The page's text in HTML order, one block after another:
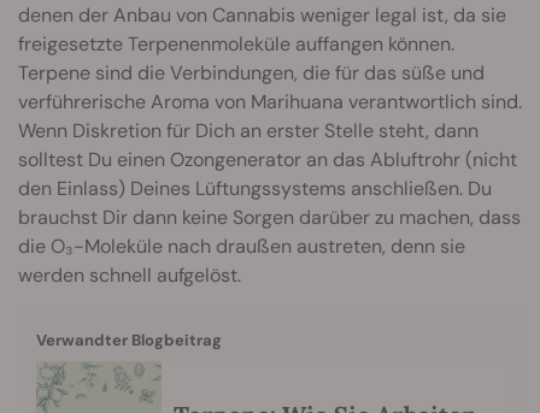
denen der Anbau von Cannabis weniger legal ist, da sie
freigesetzte Terpenenmoleküle auffangen können.
Terpene sind die Verbindungen, die für das süße und
verführerische Aroma von Marihuana verantwortlich sind.
Wenn Diskretion für Dich an erster Stelle steht, dann
solltest Du einen Ozongenerator an das Abluftrohr (nicht
den Einlass) Deines Lüftungssystems anschließen. Du
brauchst Dir dann keine Sorgen darüber zu machen, dass
die O₃-Moleküle nach draußen austreten, denn sie
werden schnell aufgelöst.
Verwandter Blogbeitrag